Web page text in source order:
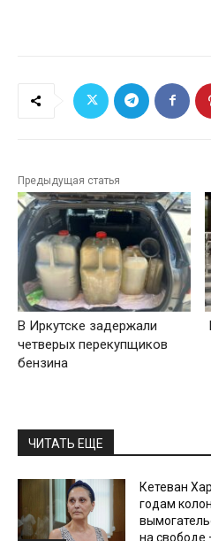
Предыдущая статья
В Иркутске задержали
четверых перекупщиков
бензина
ЧИТАТЬ ЕЩЕ
Кетеван
годам
на свободе